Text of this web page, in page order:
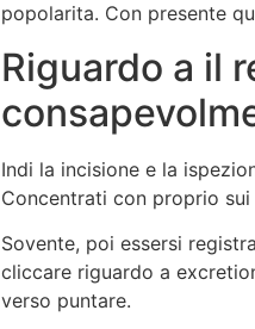
popolarita. Con presente
Riguardo a il
Indi la incisione e la
Concentrati con proprio
Sovente, poi essersi
cliccare riguardo a
verso puntare.